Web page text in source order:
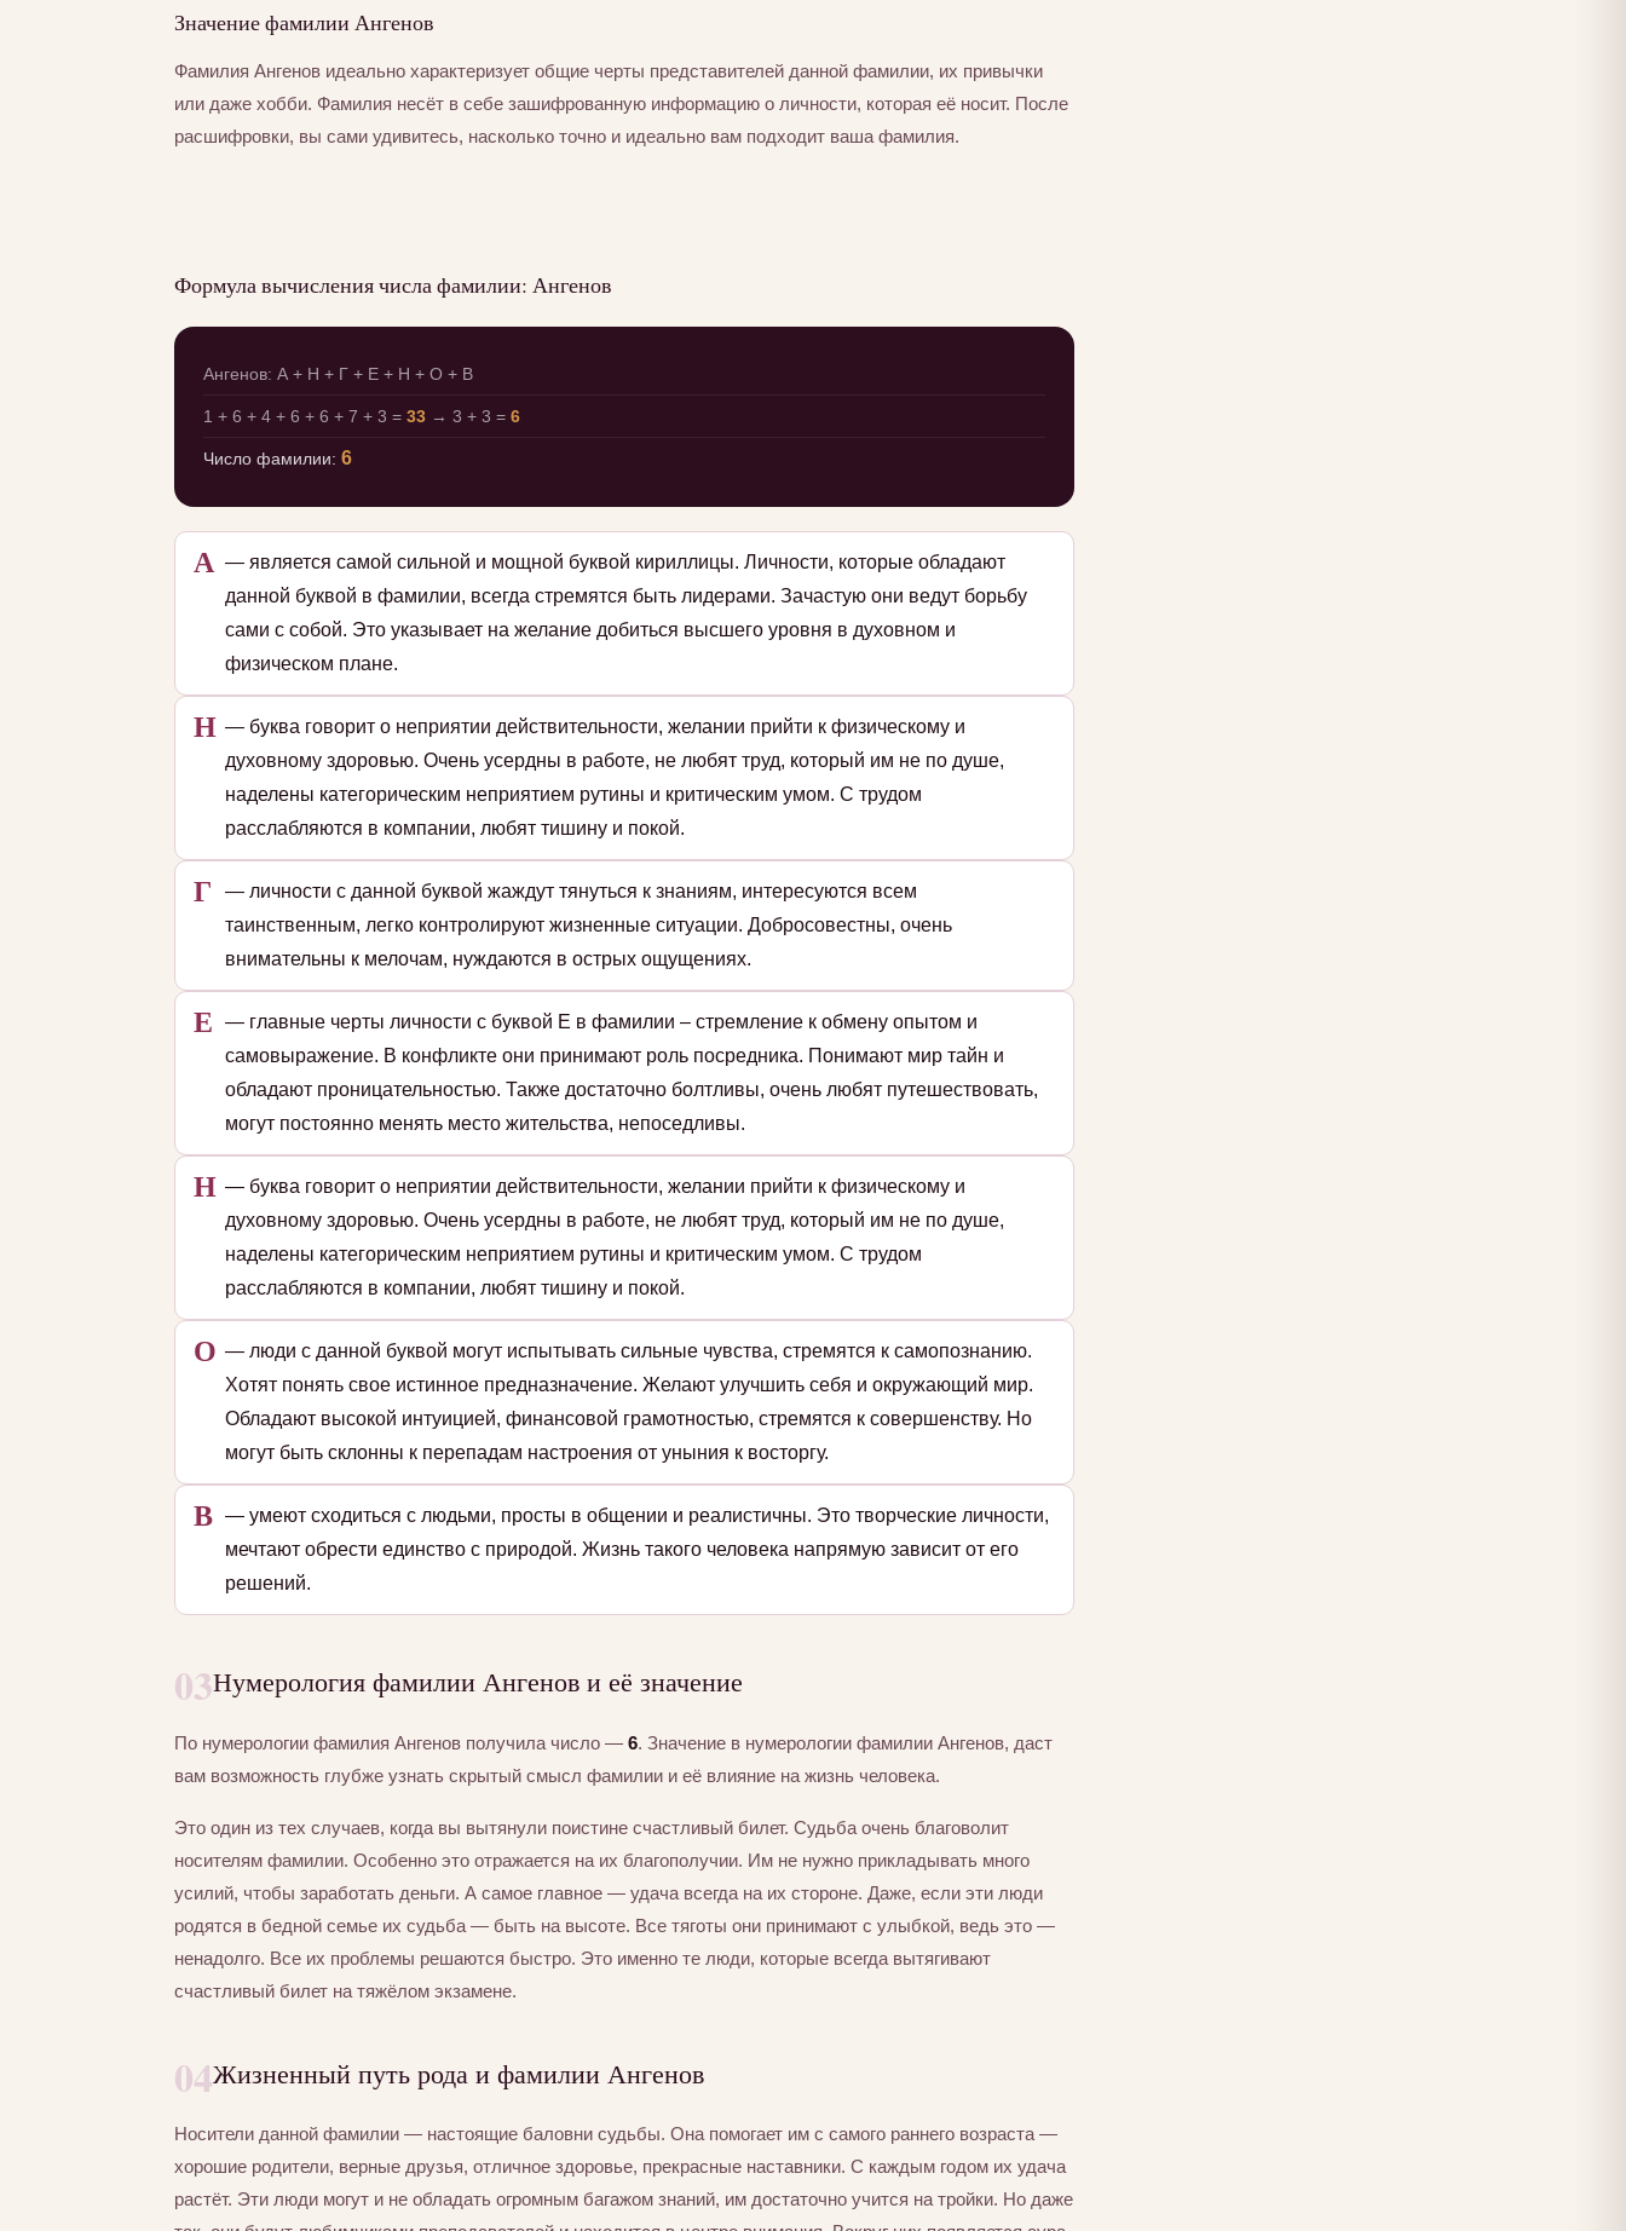
Значение фамилии Ангенов
Фамилия Ангенов идеально характеризует общие черты представителей данной фамилии, их привычки
или даже хобби. Фамилия несёт в себе зашифрованную информацию о личности, которая её носит. После
расшифровки, вы сами удивитесь, насколько точно и идеально вам подходит ваша фамилия.
Формула вычисления числа фамилии: Ангенов
Ангенов: А + Н + Г + Е + Н + О + В
1 + 6 + 4 + 6 + 6 + 7 + 3 = 33 → 3 + 3 = 6
Число фамилии: 6
А — является самой сильной и мощной буквой кириллицы. Личности, которые обладают
данной буквой в фамилии, всегда стремятся быть лидерами. Зачастую они ведут борьбу
сами с собой. Это указывает на желание добиться высшего уровня в духовном и
физическом плане.
Н — буква говорит о неприятии действительности, желании прийти к физическому и
духовному здоровью. Очень усердны в работе, не любят труд, который им не по душе,
наделены категорическим неприятием рутины и критическим умом. С трудом
расслабляются в компании, любят тишину и покой.
Г
— личности с данной буквой жаждут тянуться к знаниям, интересуются всем
таинственным, легко контролируют жизненные ситуации. Добросовестны, очень
внимательны к мелочам, нуждаются в острых ощущениях.
Е
— главные черты личности с буквой Е в фамилии – стремление к обмену опытом и
самовыражение. В конфликте они принимают роль посредника. Понимают мир тайн и
обладают проницательностью. Также достаточно болтливы, очень любят путешествовать,
могут постоянно менять место жительства, непоседливы.
Н — буква говорит о неприятии действительности, желании прийти к физическому и
духовному здоровью. Очень усердны в работе, не любят труд, который им не по душе,
наделены категорическим неприятием рутины и критическим умом. С трудом
расслабляются в компании, любят тишину и покой.
О — люди с данной буквой могут испытывать сильные чувства, стремятся к самопознанию.
Хотят понять свое истинное предназначение. Желают улучшить себя и окружающий мир.
Обладают высокой интуицией, финансовой грамотностью, стремятся к совершенству. Но
могут быть склонны к перепадам настроения от уныния к восторгу.
В — умеют сходиться с людьми, просты в общении и реалистичны. Это творческие личности,
мечтают обрести единство с природой. Жизнь такого человека напрямую зависит от его
решений.
03Нумерология фамилии Ангенов и её значение
По нумерологии фамилия Ангенов получила число — 6. Значение в нумерологии фамилии Ангенов, даст
вам возможность глубже узнать скрытый смысл фамилии и её влияние на жизнь человека.
Это один из тех случаев, когда вы вытянули поистине счастливый билет. Судьба очень благоволит
носителям фамилии. Особенно это отражается на их благополучии. Им не нужно прикладывать много
усилий, чтобы заработать деньги. А самое главное — удача всегда на их стороне. Даже, если эти люди
родятся в бедной семье их судьба — быть на высоте. Все тяготы они принимают с улыбкой, ведь это —
ненадолго. Все их проблемы решаются быстро. Это именно те люди, которые всегда вытягивают
счастливый билет на тяжёлом экзамене.
04Жизненный путь рода и фамилии Ангенов
Носители данной фамилии — настоящие баловни судьбы. Она помогает им с самого раннего возраста —
хорошие родители, верные друзья, отличное здоровье, прекрасные наставники. С каждым годом их удача
растёт. Эти люди могут и не обладать огромным багажом знаний, им достаточно учится на тройки. Но даже